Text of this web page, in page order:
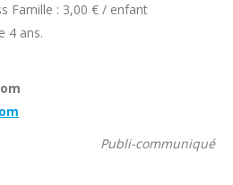
Famille : 3,00 € / enfant
4 ans.
Publi-communiqué